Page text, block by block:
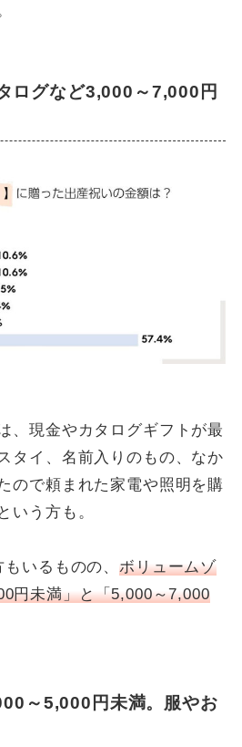
ログなど3,000～7,000円
、現金やカタログギフトが最
タイ、名前入りのもの、なか
ので頼まれた家電や照明を購
いう方も。
もいるものの、ボリュームゾ
円未満」と「5,000～7,000
～5,000円未満。服やお